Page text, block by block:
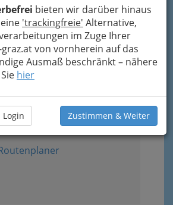
bieten wir darüber hinaus
'trackingfreie' Alternative,
im Zuge Ihrer
von vornherein auf das
Ausmaß beschränkt – nähere
hier
Login Zustimmen & Weiter
8010 Graz